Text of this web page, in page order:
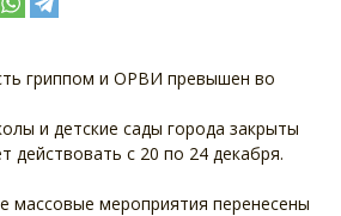
гриппом и ОРВИ превышен во
и детские сады города закрыты
действовать с 20 по 24 декабря.
массовые мероприятия перенесены